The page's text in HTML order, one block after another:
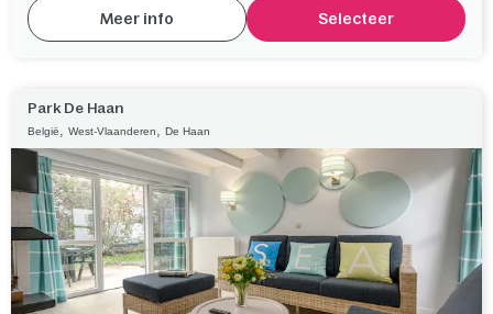
Meer info Selecteer
Park De Haan
België West-Vlaanderen De Haan